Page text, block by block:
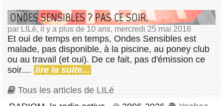
ONDES SENSIBLES ? PAS CE SOIR..
par LILé, il y a plus de 10 ans, mercredi 25 mai 2016
Et oui de temps en temps, Ondes Sensibles est
malade, pas disponible, à la piscine, au poney club
ou au travail (et oui). De ce fait, pas d'émission ce
soir.... lire la suite...
Tous les articles de LILé